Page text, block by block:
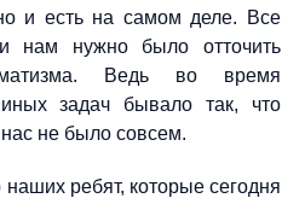
и есть на самом деле. Все
нам нужно было отточить
Ведь во время
задач бывало так, что
не было совсем.
ребят, которые сегодня